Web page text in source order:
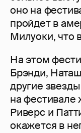
оно на
пройдет в
Милуоки, что
На этом
Брэнди,
другие
на фестивале
Риверс и
окажется в